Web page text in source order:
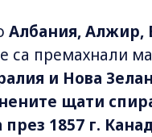
Албания, Алжир,
са премахнали
и Нова
щати
1857 г.